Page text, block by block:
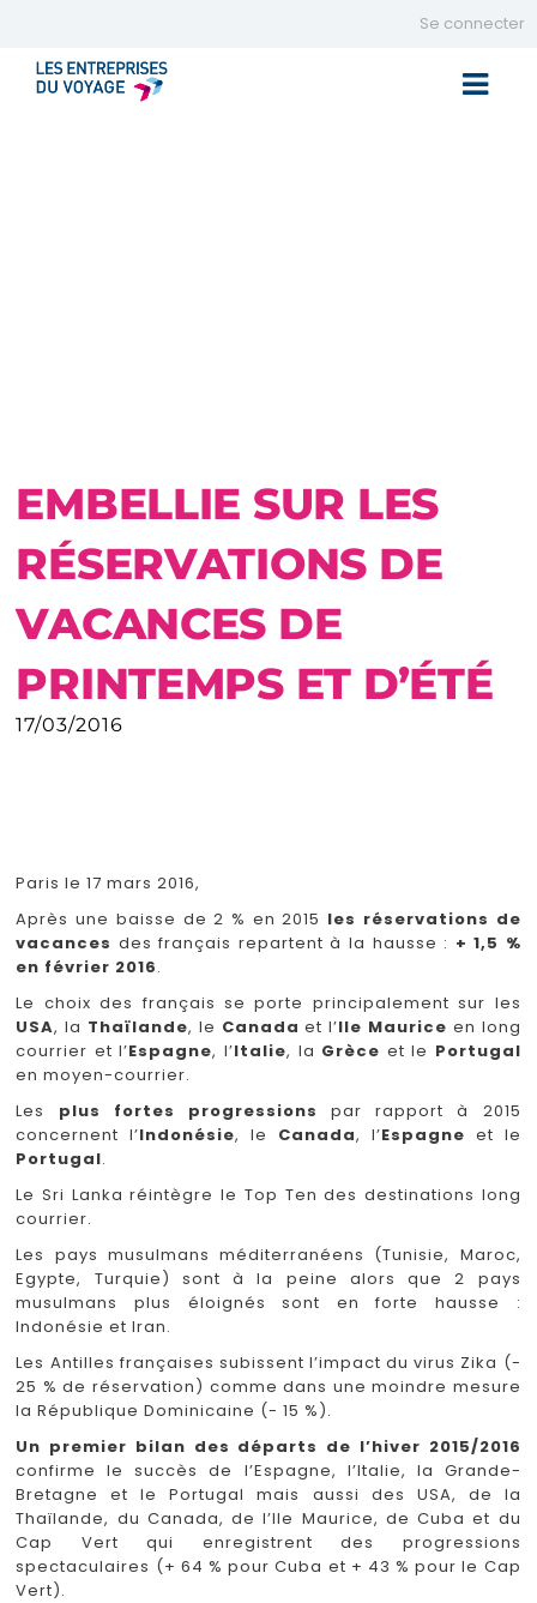
Se connecter
EMBELLIE SUR LES
RÉSERVATIONS DE
VACANCES DE
PRINTEMPS ET D’ÉTÉ
17/03/2016
Paris le 17 mars 2016,
Après une baisse de 2 % en 2015 les réservations de
vacances des français repartent à la hausse : + 1,5 %
en février 2016.
Le choix des français se porte principalement sur les
USA, la Thaïlande, le Canadaet l’Ile Maurice en long
courrier et l’Espagne, l’Italie, la Grèce et le Portugal
en moyen-courrier.
Les plus fortes progressions
par rapport à 2015
concernent l’Indonésie, le Canada, l’Espagne et le
Portugal.
Le Sri Lanka réintègre le Top Ten des destinations long
courrier.
Les pays musulmans méditerranéens (Tunisie, Maroc,
Egypte, Turquie) sont à la peine alors que 2 pays
musulmans plus éloignés sont en forte hausse :
Indonésie et Iran.
Les Antilles françaises subissent l’impact du virus Zika (-
25 % de réservation) comme dans une moindre mesure
la République Dominicaine (- 15 %).
Un premier bilan des départs de l’hiver 2015/2016
confirme le succès de l’Espagne, l’Italie, la Grande-
Bretagne et le Portugal mais aussi des USA, de la
Thaïlande, du Canada, de l’Ile Maurice, de Cuba et du
Cap Vert qui enregistrent des progressions
spectaculaires (+ 64 % pour Cuba et + 43 % pour le Cap
Vert).